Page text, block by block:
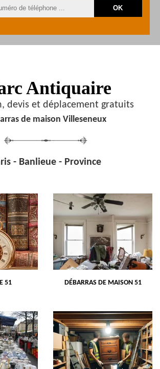
Antiquaire
devis et déplacement gratuits
de maison Villeseneux
- Banlieue - Province
51 DÉBARRAS DE MAISON 51